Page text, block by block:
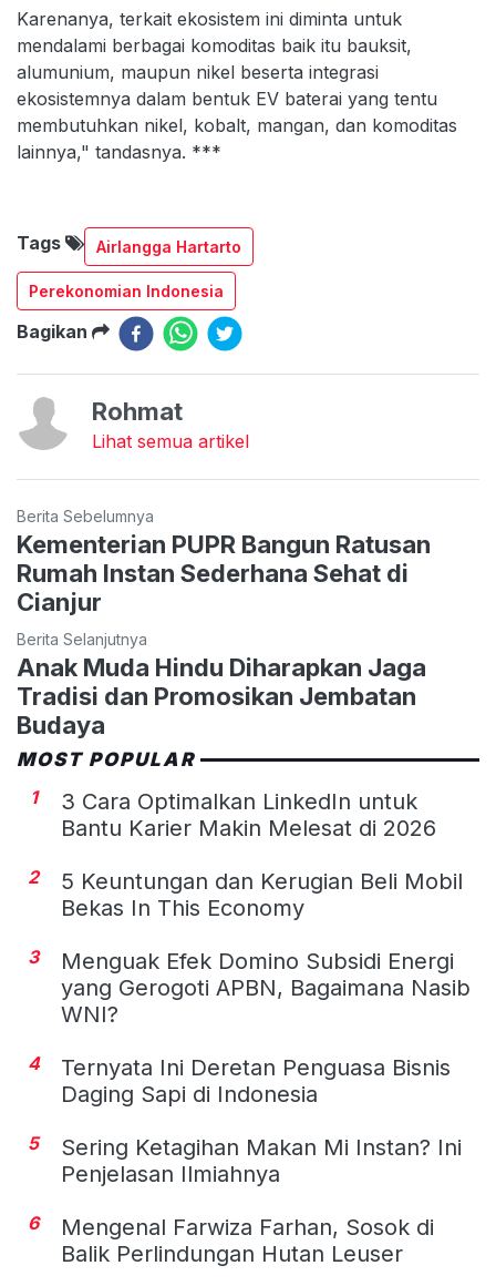
Karenanya, terkait ekosistem ini diminta untuk
mendalami berbagai komoditas baik itu bauksit,
alumunium, maupun nikel beserta integrasi
ekosistemnya dalam bentuk EV baterai yang tentu
membutuhkan nikel, kobalt, mangan, dan komoditas
lainnya," tandasnya. ***
Tags Airlangga Hartarto
Perekonomian Indonesia
Bagikan
Rohmat
Lihat semua artikel
Berita Sebelumnya
Kementerian PUPR Bangun Ratusan
Rumah Instan Sederhana Sehat di
Cianjur
Berita Selanjutnya
Anak Muda Hindu Diharapkan Jaga
Tradisi dan Promosikan Jembatan
Budaya
MOST POPULAR
1
3 Cara Optimalkan LinkedIn untuk
Bantu Karier Makin Melesat di 2026
2
5 Keuntungan dan Kerugian Beli Mobil
Bekas In This Economy
3
Menguak Efek Domino Subsidi Energi
yang Gerogoti APBN, Bagaimana Nasib
WNI?
4
Ternyata Ini Deretan Penguasa Bisnis
Daging Sapi di Indonesia
5
Sering Ketagihan Makan Mi Instan? Ini
Penjelasan Ilmiahnya
6
Mengenal Farwiza Farhan, Sosok di
Balik Perlindungan Hutan Leuser